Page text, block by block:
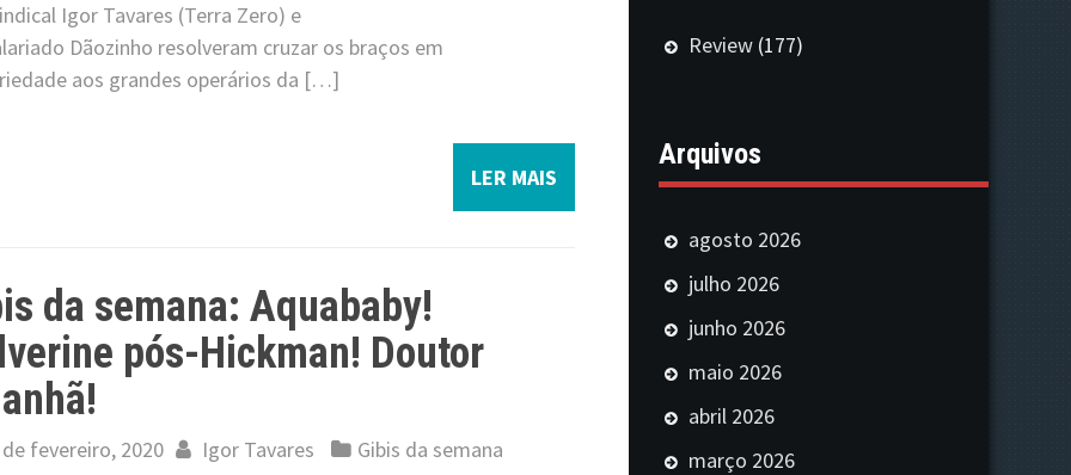
Igor Tavares (Terra Zero) e
Dãozinho resolveram cruzar os braços em
aos grandes operários da […]
LER MAIS
da semana: Aquababy!
pós-Hickman! Doutor
fevereiro, 2020 Igor Tavares
Gibis da semana
Review (177)
Arquivos
agosto 2026
julho 2026
junho 2026
maio 2026
abril 2026
março 2026